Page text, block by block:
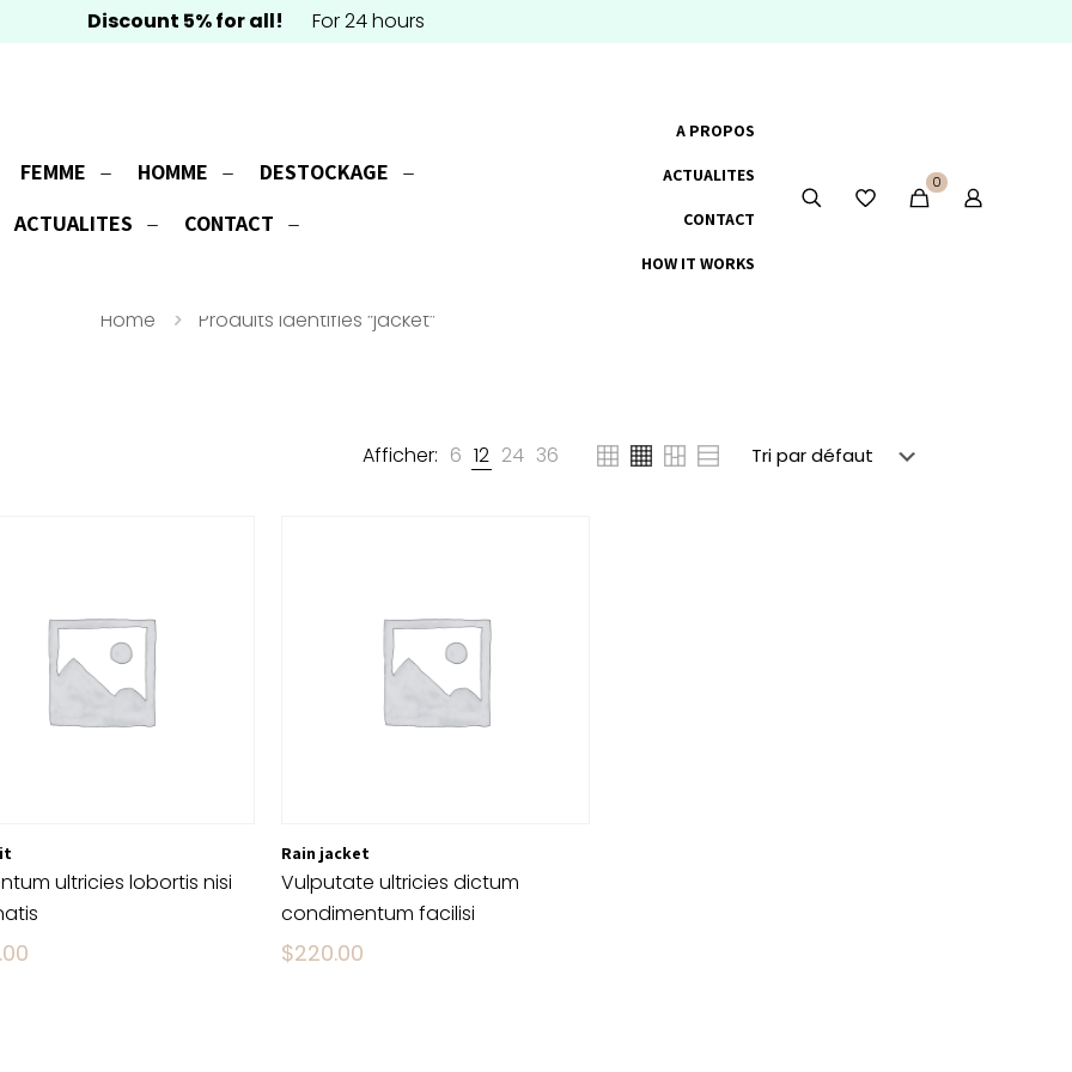
Discount 5% for all! For 24 hours
FEMME HOMME
DESTOCKAGE
ACTUALITES
CONTACT
A PROPOS
ACTUALITES
CONTACT
HOW IT WORKS
0
jacket
Home Produits identifiés “jacket”
Afficher: 6 12 24 36
ultricies lobortis nisi
Rain jacket
Vulputate ultricies dictum
condimentum facilisi
$220.00